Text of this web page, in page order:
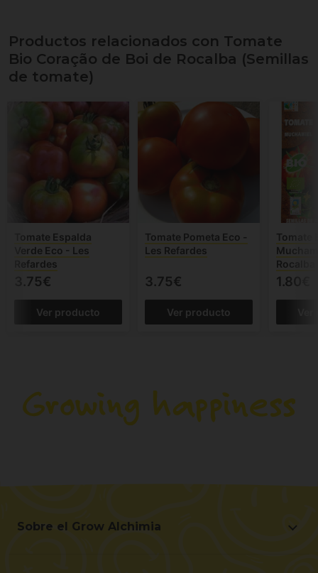
Productos relacionados con Tomate
Bio Coração de Boi de Rocalba (Semillas
de tomate)
Tomate Espalda
Verde Eco - Les
Refardes
3.75€
Ver producto
Tomate Pometa Eco -
Les Refardes
3.75€
Ver producto
Tomate
Rocalba
1.80€
Sobre el Grow Alchimia